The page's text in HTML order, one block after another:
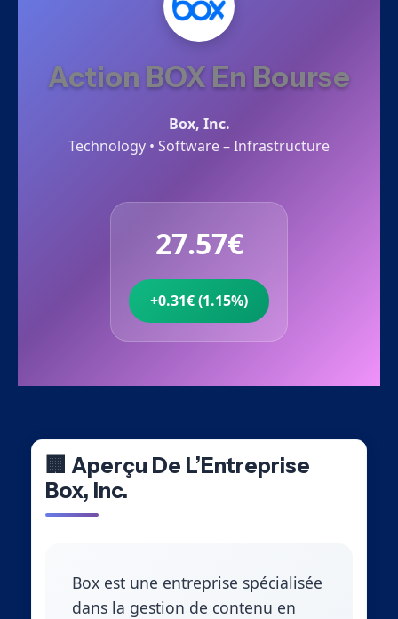
Action BOX En Bourse
Box, Inc.
Technology • Software – Infrastructure
27.57€
+0.31€ (1.15%)
🏢 Aperçu De L’Entreprise
Box, Inc.
Box est une entreprise spécialisée
dans la gestion de contenu en